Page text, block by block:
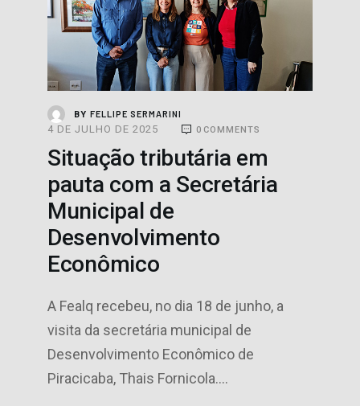
PROJETOS
BY FELLIPE SERMARINI
4 DE JULHO DE 2025 0 COMMENTS
Situação tributária em
pauta com a Secretária
Municipal de
Desenvolvimento
Econômico
A Fealq recebeu, no dia 18 de junho, a
visita da secretária municipal de
Desenvolvimento Econômico de
Piracicaba, Thais Fornicola.…